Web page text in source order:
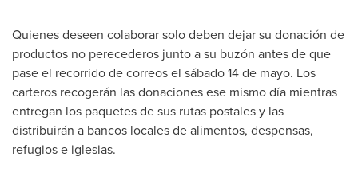
Quienes deseen colaborar solo deben dejar su donación de
productos no perecederos junto a su buzón antes de que
pase el recorrido de correos el sábado 14 de mayo. Los
carteros recogerán las donaciones ese mismo día mientras
entregan los paquetes de sus rutas postales y las
distribuirán a bancos locales de alimentos, despensas,
refugios e iglesias.